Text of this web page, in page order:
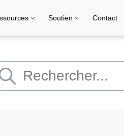
Soutien Contact